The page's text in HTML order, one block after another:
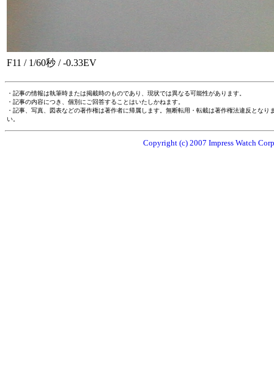
F11 / 1/60秒 / -0.33EV
・記事の情報は執筆時または掲載時のものであり、現状では異なる可能性があります。
・記事の内容につき、個別にご回答することはいたしかねます。
・記事、写真、図表などの著作権は著作者に帰属します。無断転用・転載は著作権法違反とな
い。
Copyright (c) 2007 Impress Watch